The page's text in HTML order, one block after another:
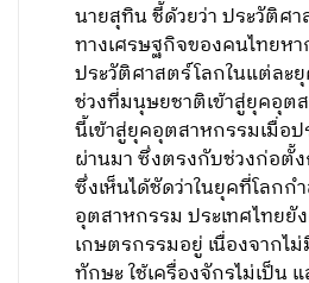
นายสุทิน ชี้ด้วยว่า ประวัติศ
ทางเศรษฐกิจของคนไทยห
ประวัติศาสตร์โลกในแต่ละ
ช่วงที่มนุษยชาติเข้าสู่ยุคอุต
นี้เข้าสู่ยุคอุตสาหกรรมเมื่อ
ผ่านมา ซึ่งตรงกับช่วงก่อตั้
ซึ่งเห็นได้ชัดว่าในยุคที่โลกก
อุตสาหกรรม ประเทศไทยยั
เกษตรกรรมอยู่ เนื่องจากไ
ทักษะ ใช้เครื่องจักรไม่เป็น แ